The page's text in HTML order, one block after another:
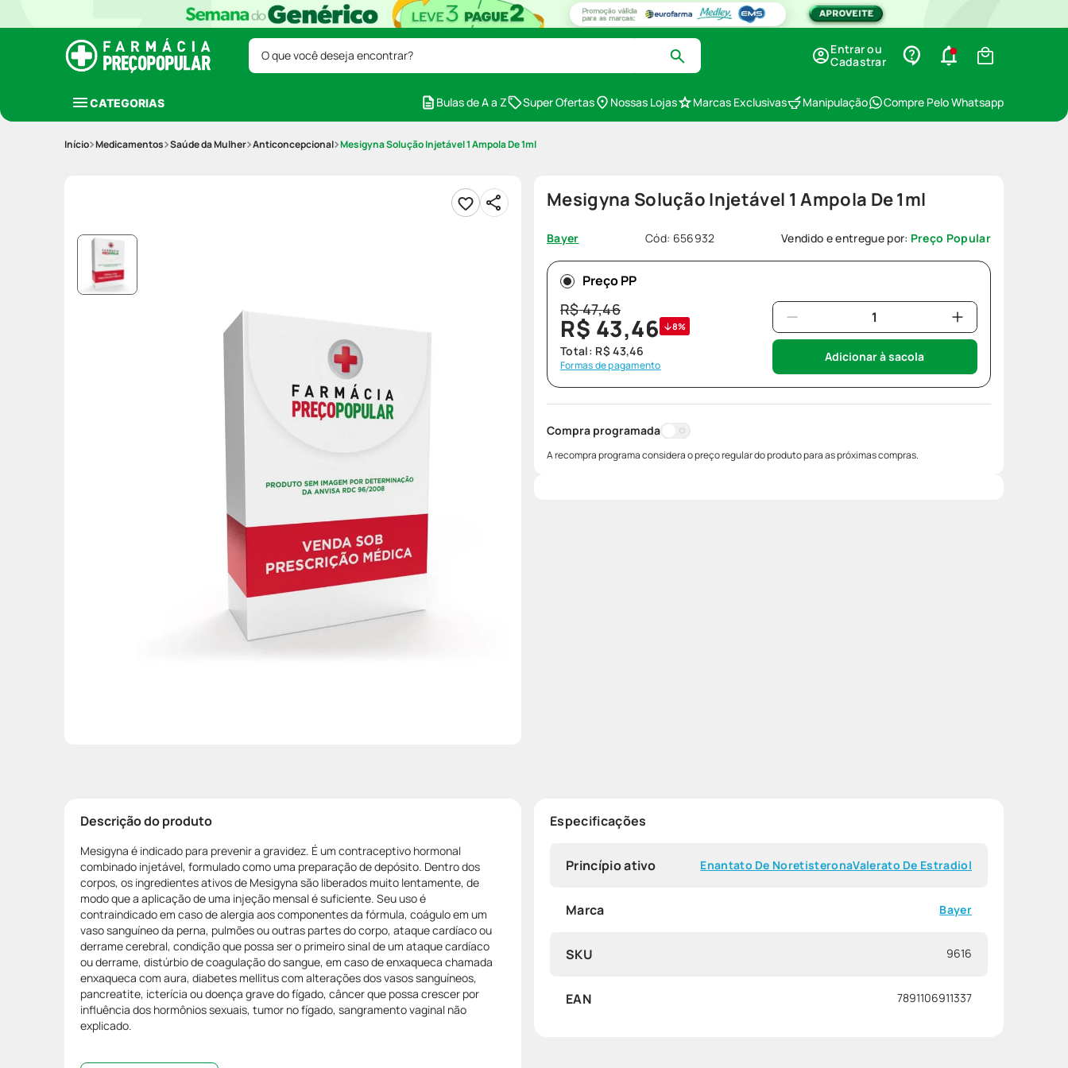
O que você deseja encontrar?
Entrar ou
Cadastrar
CATEGORIAS Bulas de A a Z Super Ofertas Nossas Lojas Marcas Exclusivas Manipulação Compre Pelo Whatsapp
Medicamentos Saúde da Mulher Anticoncepcional Mesigyna Solução Injetável 1 Ampola De 1ml
Mesigyna Solução Injetável 1 Ampola De 1ml
Bayer Cód: 656932 Vendido e entregue por: Preço Popular
Preço PP
R$47,46
R$ 43,46 8%
Total: R$ 43,46
Formas de pagamento
Adicionar à sacola
Compra programada
A recompra programa considera o preço regular do produto para as próximas compras.
Descrição do produto
Mesigyna é indicado para prevenir a gravidez. É um contraceptivo hormonal
combinado injetável, formulado como uma preparação de depósito. Dentro dos
corpos, os ingredientes ativos de Mesigyna são liberados muito lentamente, de
modo que a aplicação de uma injeção mensal é suficiente. Seu uso é
contraindicado em caso de alergia aos componentes da fórmula, coágulo em um
vaso sanguíneo da perna, pulmões ou outras partes do corpo, ataque cardíaco ou
derrame cerebral, condição que possa ser o primeiro sinal de um ataque cardíaco
ou derrame, distúrbio de coagulação do sangue, em caso de enxaqueca chamada
enxaqueca com aura, diabetes mellitus com alterações dos vasos sanguíneos,
pancreatite, icterícia ou doença grave do fígado, câncer que possa crescer por
influência dos hormônios sexuais, tumor no fígado, sangramento vaginal não
explicado.
Especificações
Princípio ativo Enantato De NoretisteronaValerato De Estradiol
Marca Bayer
SKU 9616
EAN 7891106911337